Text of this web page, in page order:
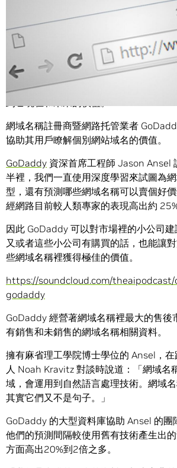
一個好的網域名稱不僅是文字遊戲及搜索
網域名稱註冊商暨網路托管業者
協助其用戶瞭解個別網站域名的價值。
GoDaddy 資深首席工程師 Jason Ansel
半裡，我們一直使用深度學習來試圖為
型，還有預測哪些網域名稱可以賣個好
經網路目前較人類專家的表現高出約 25%
因此 GoDaddy 可以對市場裡的小公司建
又或者這些小公司有購買的話，也能讓
些網域名稱裡獲得極佳的價值。
https://soundcloud.com/
godaddy
GoDaddy 經營著網域名稱裡最大的售後
有銷售和未銷售的網域名稱相關資料。
擁有麻省理工學院博士學位的 Ansel，在
人 Noah Kravitz 對談時說道：「網域名
域，會運用到自然語言處理技術。網域
其實它們又不是句子。」
GoDaddy 的大型資料庫協助 Ansel 的團
他們的預測間隔較使用舊有技術產生出
方面高出20%到2倍之多。